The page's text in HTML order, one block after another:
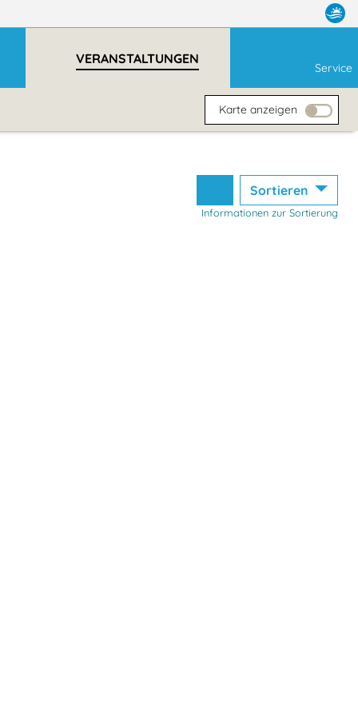
VERANSTALTUNGEN
Service
Karte anzeigen
Sortieren
Informationen zur Sortierung